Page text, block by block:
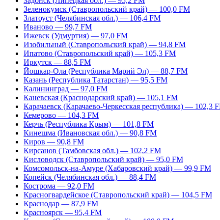
Зеленокумск (Ставропольский край) — 100,0 FM
Златоуст (Челябинская обл.) — 106,4 FM
Иваново — 99,7 FM
Ижевск (Удмуртия) — 97,0 FM
Изобильный (Ставропольский край) — 94,8 FM
Ипатово (Ставропольский край) — 105,3 FM
Иркутск — 88,5 FM
Йошкар-Ола (Республика Марий Эл) — 88,7 FM
Казань (Республика Татарстан) — 95,5 FM
Калининград — 97,0 FM
Каневская (Краснодарский край) — 105,1 FM
Карачаевск (Карачаево-Черкесская республика) — 102,3
Кемерово — 104,3 FM
Керчь (Республика Крым) — 101,8 FM
Кинешма (Ивановская обл.) — 90,8 FM
Киров — 90,8 FM
Кирсанов (Тамбовская обл.) — 102,2 FM
Кисловодск (Ставропольский край) — 95,0 FM
Комсомольск-на-Амуре (Хабаровский край) — 99,9 FM
Копейск (Челябинская обл.) — 88,4 FM
Кострома — 92,0 FM
Красногвардейское (Ставропольский край) — 104,5 FM
Краснодар — 87,9 FM
Красноярск — 95,4 FM